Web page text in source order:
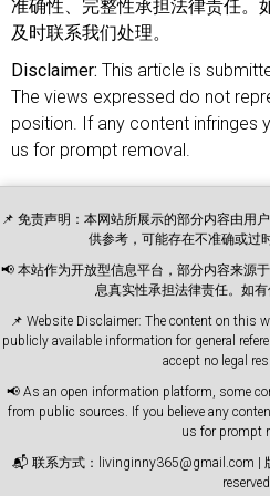
准确性、完整性承担法律责任。
及时联系我们处理。
Disclaimer: This article is
The views expressed do not
position. If any content infringes
us for prompt removal.
📌 免责声明：本网站所展示的部分内容由用
供参考，可能存在不准确或过
📢 本站作为开放型信息平台，部分内容来源
息真实性承担法律责任。如有
📌 Website Disclaimer: The content on this
publicly available information for general
accept no legal
📢 As an open information platform, some
from public sources. If you believe any
us for prompt
📬 联系方式：livinginny365@gmail.com |
reserved.